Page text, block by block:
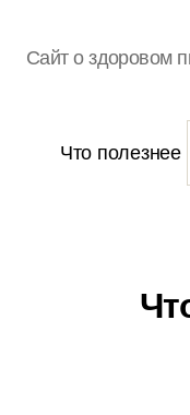
Сайт о здоровом
Что полезнее